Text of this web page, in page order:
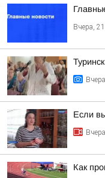
Вчера,
Если
Как